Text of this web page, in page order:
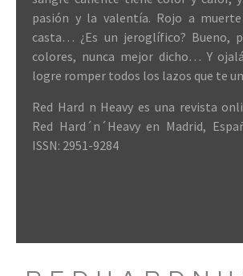
pasión y la valentía. Rojo a
casta… ¿Es un jeroglífico? Bueno,
colores, nunca mejor dicho… Y
logre romper todos los lazos que te
Red Hard n Heavy es una revista
Red Hard´n´Heavy en Madrid,
ISSN: 2951-9284